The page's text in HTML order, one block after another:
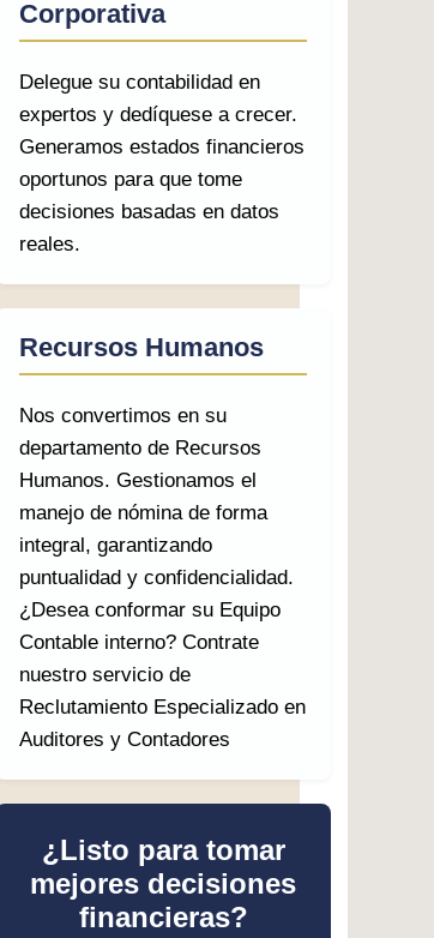
Corporativa
Delegue su contabilidad en
expertos y dedíquese a crecer.
Generamos estados financieros
oportunos para que tome
decisiones basadas en datos
reales.
Recursos Humanos
Nos convertimos en su
departamento de Recursos
Humanos. Gestionamos el
manejo de nómina de forma
integral, garantizando
puntualidad y confidencialidad.
¿Desea conformar su Equipo
Contable interno? Contrate
nuestro servicio de
Reclutamiento Especializado en
Auditores y Contadores
¿Listo para tomar
mejores decisiones
financieras?